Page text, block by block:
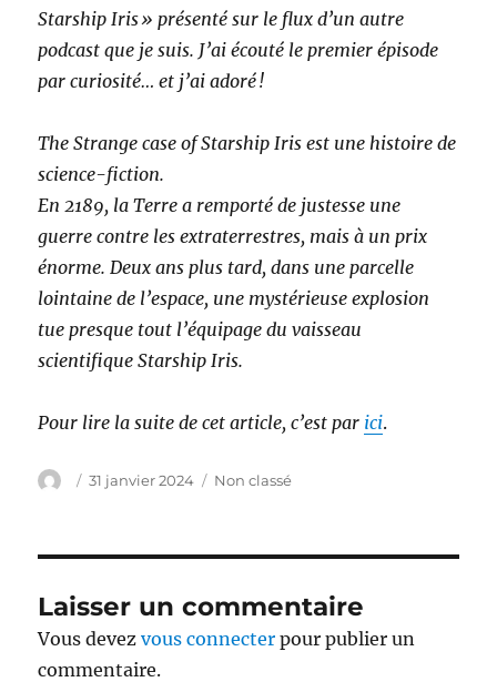
Starship Iris » présenté sur le flux d’un autre
podcast que je suis. J’ai écouté le premier épisode
par curiosité… et j’ai adoré !
The Strange case of Starship Iris est une histoire de
science-fiction.
En 2189, la Terre a remporté de justesse une
guerre contre les extraterrestres, mais à un prix
énorme. Deux ans plus tard, dans une parcelle
lointaine de l’espace, une mystérieuse explosion
tue presque tout l’équipage du vaisseau
scientifique Starship Iris.
Pour lire la suite de cet article, c’est par ici.
Auteur
Publié
31 janvier 2024 Catégories
Non classé
Laisser un commentaire
Vous devezvous connecter pour publier un
commentaire.